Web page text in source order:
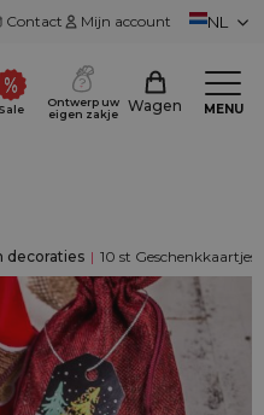
Contact Mijn account NL
Sale
Ontwerp uw
eigen zakje
Wagen MENU
decoraties | 10 st